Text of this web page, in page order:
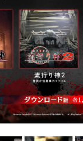
ムが変えた日本語
値」「裏技」「ラスボス
用法の変遷を、コンピ
P氏が徹底調査。